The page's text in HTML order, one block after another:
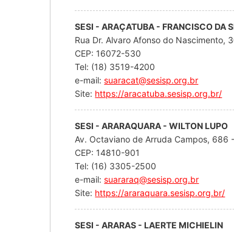
SESI - ARAÇATUBA - FRANCISCO DA
Rua Dr. Alvaro Afonso do Nascimento,
CEP: 16072-530
Tel: (18) 3519-4200
e-mail:suaracat@sesisp.org.br
Site: https://aracatuba.sesisp.org.br/
SESI - ARARAQUARA - WILTON LUPO
Av. Octaviano de Arruda Campos, 686
CEP: 14810-901
Tel: (16) 3305-2500
e-mail:suararaq@sesisp.org.br
Site: https://araraquara.sesisp.org.br/
SESI - ARARAS - LAERTE MICHIELIN